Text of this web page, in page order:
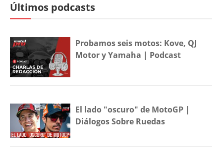
Últimos podcasts
Probamos seis motos: Kove, QJ
Motor y Yamaha | Podcast
El lado "oscuro" de MotoGP |
Diálogos Sobre Ruedas